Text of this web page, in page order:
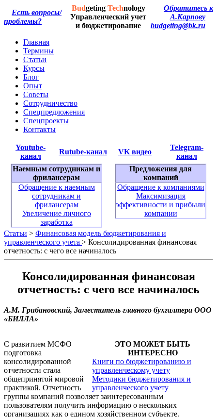
Есть вопросы/
проблемы?
Budgeting Technology
Управленческий учет
и бюджетирование
Обратитесь к
А.Карпову
budgeting@bk.ru
Главная
Термины
Статьи
Курсы
Блог
Опыт
Советы
Сотрудничество
Спецпредложения
Спецпроекты
Контакты
Youtube-
канал
Rutube-канал VK видео
Telegram-
канал
Наемным сотрудникам и
фрилансерам
Обращение к наемным
сотрудникам и
фрилансерам
Увеличение личного
заработка
Предложения для
компаний
Обращение к компаниями
Максимизация
эффективности и прибыли
компании
Статьи > Финансовая модель бюджетирования и
управленческого учета > Консолидированная финансовая
отчетность: с чего все начиналось
Консолидированная финансовая
отчетность: с чего все начиналось
А.М. Грибановский, Заместитель главного бухгалтера ООО
«БИЛЛА»
ЭТО МОЖЕТ БЫТЬ
ИНТЕРЕСНО
Книги по бюджетированию и
управленческому учету
Методики бюджетирования и
управленческого учету
С развитием МСФО
подготовка
консолидированной
отчетности стала
общепринятой мировой
практикой. Отчетность
группы компаний позволяет заинтересованным
пользователям получить информацию о нескольких
организациях как о едином хозяйственном субъекте.